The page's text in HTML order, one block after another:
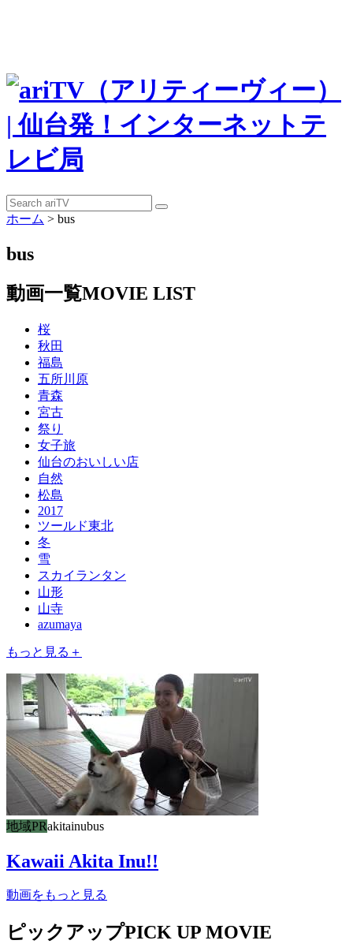
ホーム > bus
bus
動画一覧MOVIE LIST
桜
秋田
福島
五所川原
青森
宮古
祭り
女子旅
仙台のおいしい店
自然
松島
2017
ツールド東北
冬
雪
スカイランタン
山形
山寺
azumaya
もっと見る＋
地域PRakitainubus
Kawaii Akita Inu!!
動画をもっと見る
ピックアップPICK UP MOVIE